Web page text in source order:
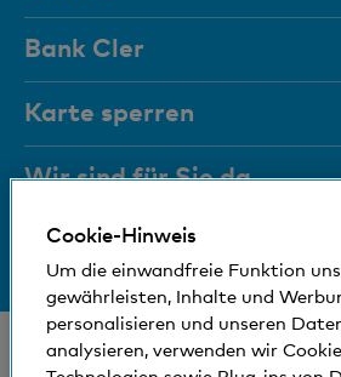
Hilfe & Kontakt
Dokumente
Magazin
Führungsgremien
Medien
Sozial und umweltfreundlich
Bank Cler
Über uns
Investor Relations
Medien
Blog
Karte sperren
+41 (0)800 88 99 66
Wir sind für Sie da
Hilfe & Kontakt
Bankinfos
© Bank Cler AG
Cookie-Hinweis
Um die einwandfreie Funktion
gewährleisten, Inhalte und
personalisieren und unseren
analysieren, verwenden wir